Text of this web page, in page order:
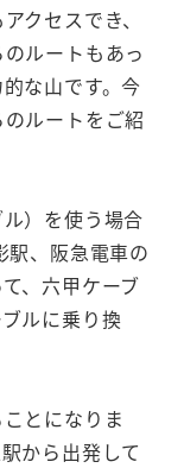
クセスでき、
ルートもあっ
な山です。今
ルートをご紹
）を使う場合
駅、阪急電車の
、六甲ケーブ
ルに乗り換
とになりま
から出発して